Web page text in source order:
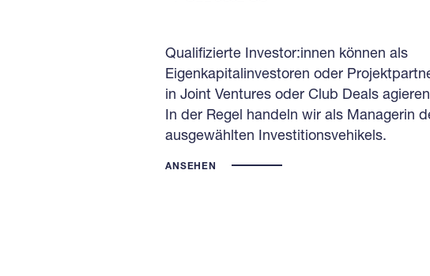
Qualifizierte Investor:innen können als
Eigenkapitalinvestoren oder
in Joint Ventures oder Club Deals
In der Regel handeln wir als Managerin
ausgewählten Investitionsvehikels.
ANSEHEN